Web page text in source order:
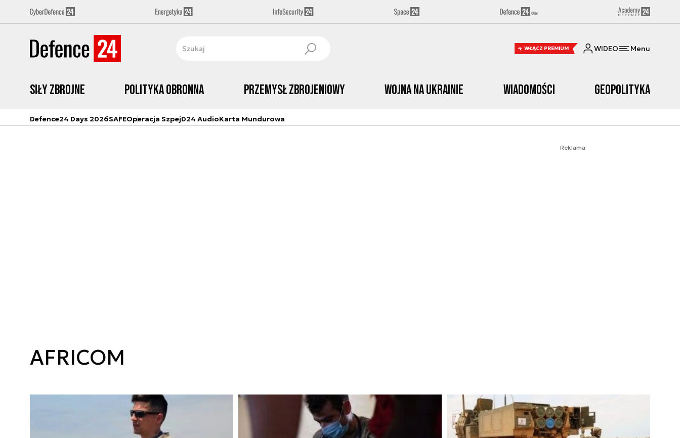
WŁĄCZ PREMIUM WIDEO Menu
Siły zbrojne Polityka obronna Przemysł Zbrojeniowy Wojna na Ukrainie Wiadomości Geopolityka
Defence24 Days 2026SAFEOperacja SzpejD24 AudioKarta Mundurowa
Reklama
AFRICOM